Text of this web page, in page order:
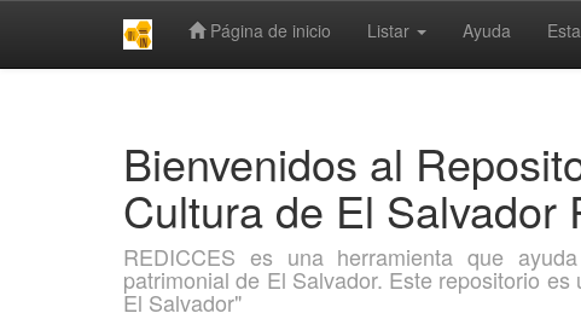
Página de inicio Listar Ayuda
Bienvenidos al
Cultura de El Salvador
REDICCES es una herramienta que
patrimonial de El Salvador. Este repositorio
El Salvador"